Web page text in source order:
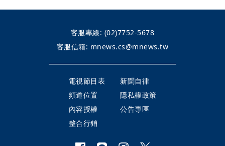
客服專線: (02)7752-5678
客服信箱: mnews.cs@mnews.tw
電視節目表
新聞自律
頻道位置
隱私權政策
內容授權
公告專區
整合行銷